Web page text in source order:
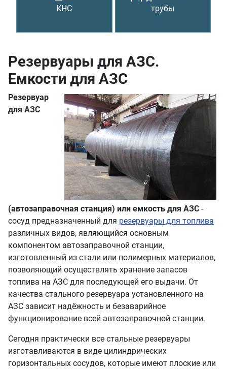
КНС
трубы
Резервуары для АЗС.
Емкости для АЗС
Резервуар
для АЗС
(автозаправочная станция) или емкость для АЗС -
сосуд предназначенный для резервуары для топлива
различных видов, являющийся основным
компонентом автозаправочной станции,
изготовленный из стали или полимерных материалов,
позволяющий осуществлять хранение запасов
топлива на АЗС для последующей его выдачи. От
качества стального резервуара установленного на
АЗС зависит надёжность и безаварийное
функционирование всей автозаправочной станции.
Сегодня практически все стальные резервуары
изготавливаются в виде цилиндрических
горизонтальных сосудов, которые имеют плоские или